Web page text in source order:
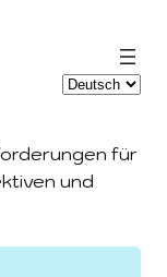
Sprache
für
und